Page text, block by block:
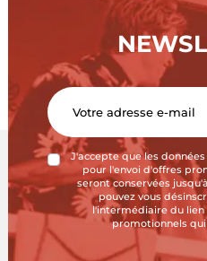
J'accepte que les
pour l'envoi d'offres
seront conservées
pouvez vous
l'intermédiaire du
promotionnels qui